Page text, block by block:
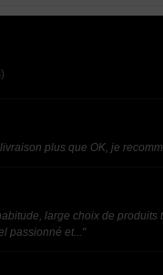
plus que OK, je
large choix de produits
passionné et..."